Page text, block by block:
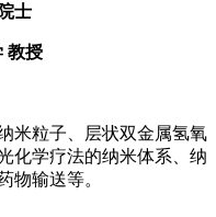
士
教授
米粒子、层状双金属氢氧
化学疗法的纳米体系、纳
物输送等。